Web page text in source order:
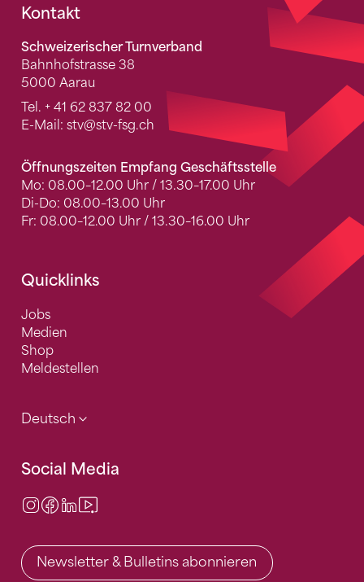
Fusszeile
Kontakt
Schweizerischer Turnverband
Bahnhofstrasse 38
5000 Aarau
Tel. + 41 62 837 82 00
E-Mail: stv@stv-fsg.ch
Öffnungszeiten Empfang Geschäftsstelle
Mo: 08.00–12.00 Uhr / 13.30–17.00 Uhr
Di-Do: 08.00–13.00 Uhr
Fr: 08.00–12.00 Uhr / 13.30–16.00 Uhr
Quicklinks
Jobs
Medien
Shop
Meldestellen
Deutsch
Social Media
Instagram
Facebook
LinkedIn
Newsletter & Bulletins abonnieren